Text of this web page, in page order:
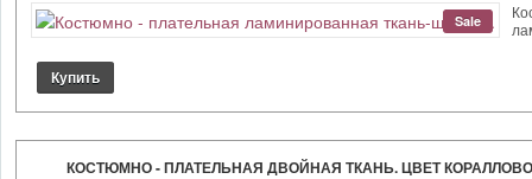
Sale
КОСТЮМНО - ПЛАТЕЛЬНАЯ ДВОЙНАЯ ТКАНЬ. ЦВЕТ